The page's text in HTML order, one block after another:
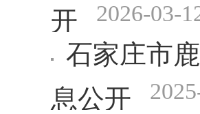
开 2026-03-
石家庄市
息公开